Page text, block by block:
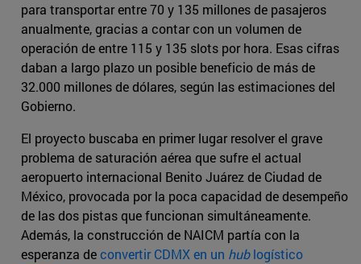
para transportar entre 70 y 135 millones de pasajeros
anualmente, gracias a contar con un volumen de
operación de entre 115 y 135 slots por hora. Esas cifras
daban a largo plazo un posible beneficio de más de
32.000 millones de dólares, según las estimaciones del
Gobierno.
El proyecto buscaba en primer lugar resolver el grave
problema de saturación aérea que sufre el actual
aeropuerto internacional Benito Juárez de Ciudad de
México, provocada por la poca capacidad de desempeño
de las dos pistas que funcionan simultáneamente.
Además, la construcción de NAICM partía con la
esperanza deconvertir CDMX en un hublogístico